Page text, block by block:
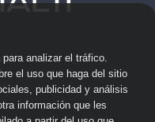
analizar el tráfico.
el uso que haga del sitio
publicidad y análisis
información que les